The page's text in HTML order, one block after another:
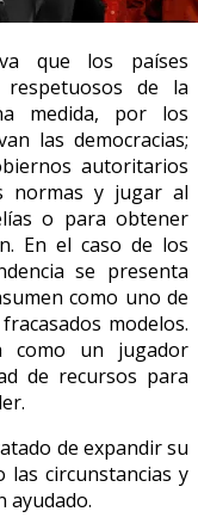
que los países
de la
medida, por los
las democracias;
autoritarios
normas y jugar al
o para obtener
En el caso de los
se presenta
como uno de
modelos.
como un jugador
de recursos para
de expandir su
las circunstancias y
ayudado.